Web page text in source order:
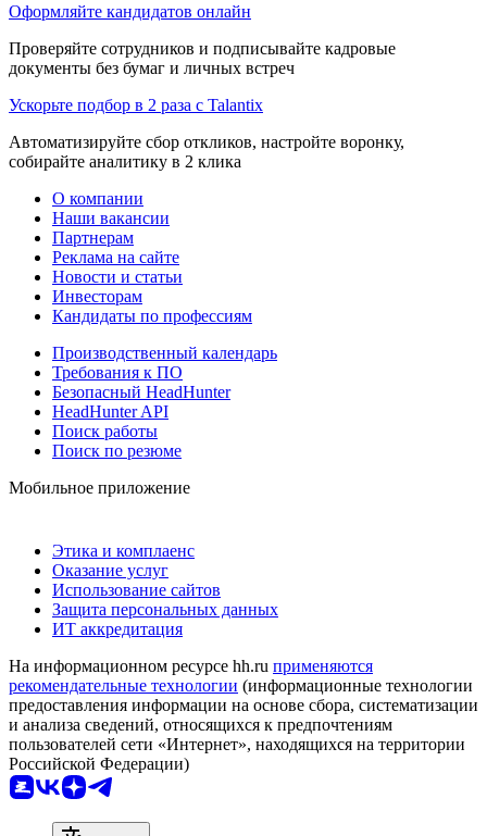
Оформляйте кандидатов онлайн
Проверяйте сотрудников и подписывайте кадровые
документы без бумаг и личных встреч
Ускорьте подбор в 2 раза с Talantix
Автоматизируйте сбор откликов, настройте воронку,
собирайте аналитику в 2 клика
О компании
Наши вакансии
Партнерам
Реклама на сайте
Новости и статьи
Инвесторам
Кандидаты по профессиям
Производственный календарь
Требования к ПО
Безопасный HeadHunter
HeadHunter API
Поиск работы
Поиск по резюме
Мобильное приложение
Этика и комплаенс
Оказание услуг
Использование сайтов
Защита персональных данных
ИТ аккредитация
На информационном ресурсе hh.ru применяются
рекомендательные технологии (информационные технологии
предоставления информации на основе сбора, систематизации
и анализа сведений, относящихся к предпочтениям
пользователей сети «Интернет», находящихся на территории
Российской Федерации)